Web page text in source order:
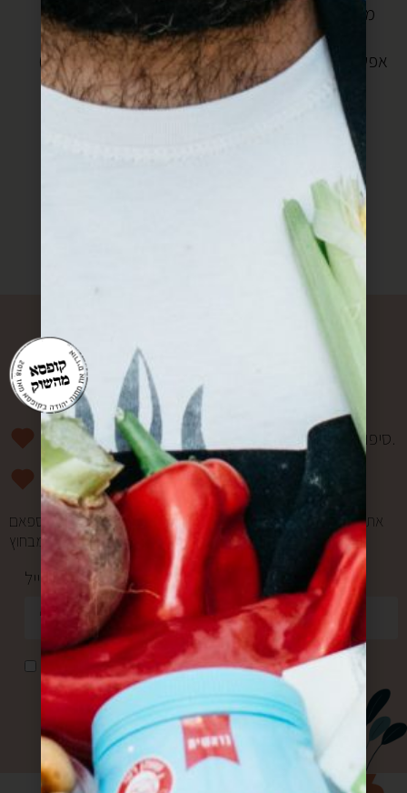
מסדרים את כל הכדורים במגש, ומכניסים יחד לסיר,
כשהמרק רותח.
(אפשר לשמור חלק מהכדורים בבמגש עטוף טוב במקרר
סיפורים מרגשים וחווית מהשוק פעם בשבוע אליכם למייל.
מעדכנים אתכם ראשונים בהטבות ומבצעים.
אתם במקום הראשון בשבילנו, ולכן אנחנו אף פעם לא שולחים ספאם
כתובת מייל *
אני מאשר/ת קבלת דואר פרסומי
שליחה